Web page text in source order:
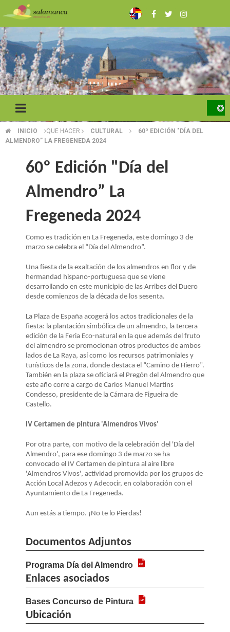
Pasar
al
contenido
principal
SOBRESCRIBIR
AYUDA
NAVEGACIÓN
INICIO QUE HACER CULTURAL
60º EDICIÓN "DÍA DEL
ALMENDRO” LA FREGENEDA 2024
60º Edición "Día del
Almendro” La
Fregeneda 2024
Como es tradición en La Fregeneda, este domingo 3 de
marzo se celebra el “Día del Almendro”.
Una fiesta de la exaltación de los almendros en flor y de
hermandad hispano-portuguesa que se viene
desarrollando en este municipio de las Arribes del Duero
desde comienzos de la década de los sesenta.
La Plaza de España acogerá los actos tradicionales de la
fiesta: la plantación simbólica de un almendro, la tercera
edición de la Feria Eco-natural en la que además del fruto
del almendro se promocionan otros productos de ambos
lados de La Raya, así como los recursos patrimoniales y
turísticos de la zona, donde destaca el “Camino de Hierro”.
También en la plaza se oficiará el Pregón del Almendro que
este año corre a cargo de Carlos Manuel Martins
Condesso, presidente de la Cámara de Figueira de
Castello.
IV Certamen de pintura 'Almendros Vivos'
Por otra parte, con motivo de la celebración del 'Día del
Almendro', para ese domingo 3 de marzo se ha
convocado el IV Certamen de pintura al aire libre
'Almendros Vivos', actividad promovida por los grupos de
Acción Local Adezos y Adecocir, en colaboración con el
Ayuntamiento de La Fregeneda.
Aun estás a tiempo. ¡No te lo Pierdas!
Documentos Adjuntos
Programa Día del Almendro
Enlaces asociados
Bases Concurso de Pintura
Ubicación